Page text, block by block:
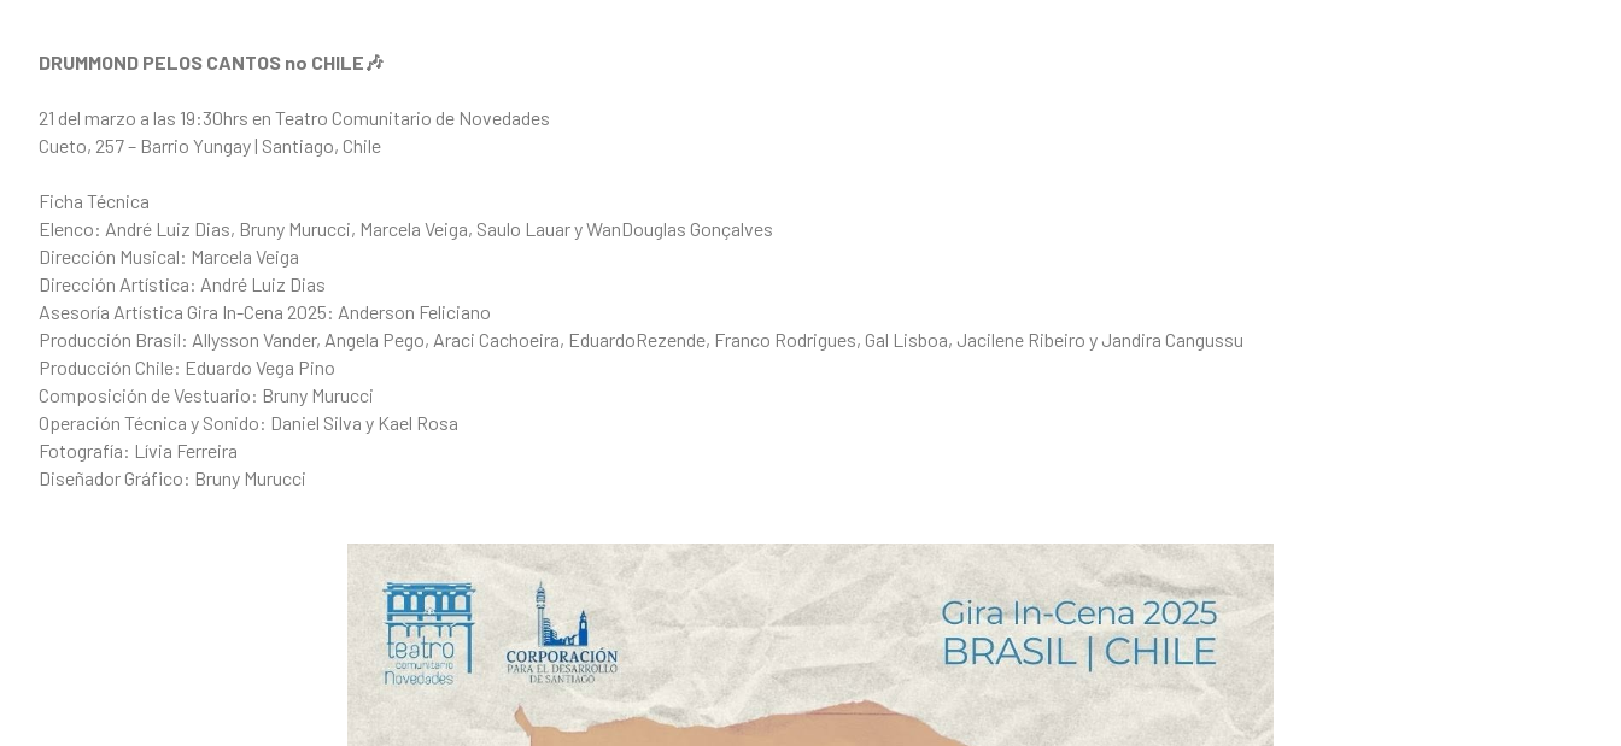
DRUMMOND PELOS CANTOS no CHILE🎶
21 del marzo a las 19:30hrs en Teatro Comunitario de Novedades
Cueto, 257 – Barrio Yungay | Santiago, Chile
Ficha Técnica
Elenco: André Luiz Dias, Bruny Murucci, Marcela Veiga, Saulo Lauar y WanDouglas Gonçalves
Dirección Musical: Marcela Veiga
Dirección Artística: André Luiz Dias
Asesoría Artística Gira In-Cena 2025: Anderson Feliciano
Producción Brasil: Allysson Vander, Angela Pego, Araci Cachoeira, EduardoRezende, Franco Rodrigues, Gal Lisboa, Jacilene Ribeiro y Jandira Cangussu
Producción Chile: Eduardo Vega Pino
Composición de Vestuario: Bruny Murucci
Operación Técnica y Sonido: Daniel Silva y Kael Rosa
Fotografía: Lívia Ferreira
Diseñador Gráfico: Bruny Murucci